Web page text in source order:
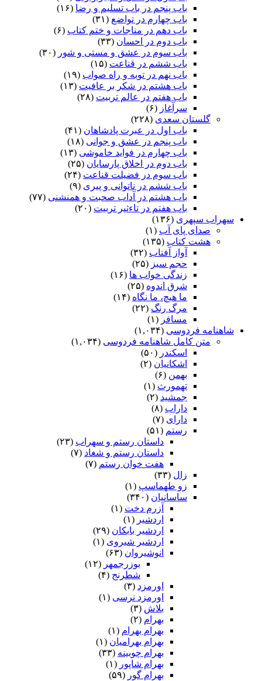
باب پنجم در باب تسلیم و رضا (۱۶)
باب چهارم در تواضع (۳۱)
باب دهم در مناجات و ختم کتاب (۶)
باب دوم در احسان (۳۳)
باب سوم در عشق و مستی و شور (۳۰)
باب ششم در قناعت (۱۵)
باب نهم در توبه و راه صواب (۱۹)
باب هشتم در شکر بر عافیت (۱۳)
باب هفتم در عالم تربیت (۲۸)
سرآغاز (۶)
گلستان سعدی (۲۲۸)
باب اول در عبرت پادشاهان (۴۱)
باب پنجم در عشق و جوانى (۱۸)
باب چهارم در فواید خاموشى (۱۳)
باب دوم در اخلاق پارسایان (۲۵)
باب سوم در فضیلت قناعت (۲۴)
باب ششم در ناتوانى و پیرى (۹)
باب هشتم در آداب صحبت و همنشنى (۷۷)
باب هفتم در تاءثیر تربیت (۲۰)
سهراب سپهری (۱۳۶)
صدای پای آب (۱)
هشت کتاب (۱۳۵)
آواز آفتاب (۳۲)
حجم سبز (۲۵)
زندگی خواب ها (۱۶)
شرق اندوه (۲۵)
ما هیچ، ما نگاه (۱۴)
مرگ رنگ (۲۲)
مسافر (۱)
شاهنامه فردوسی (۱,۰۳۴)
متن کامل شاهنامه فردوسی (۱,۰۳۴)
اسکندر (۵۰)
اشکانیان (۲)
بهمن (۶)
تهمورث (۱)
جمشید (۲)
داراب (۸)
دارای (۷)
رستم (۵۱)
داستان رستم و سهراب (۲۳)
داستان رستم و شغاد (۷)
هفت خوان رستم‏ (۷)
زال (۳۳)
زو طهماسپ‏ (۱)
ساسانیان (۳۴۰)
آزرم دخت (۱)
اردشیر (۱)
اردشیر بابکان (۲۹)
اردشیر شیروی (۱)
انوشیروان (۶۳)
بوزرجمهر (۱۲)
شطرنج (۴)
اورمزد (۳)
اورمزد نرسى‏ (۱)
بلاش (۳)
بهرام (۲)
بهرام بهرام (۱)
بهرام بهرامیان‏ (۱)
بهرام چوبینه (۳۳)
بهرام شاپور (۱)
بهرام گور (۵۹)